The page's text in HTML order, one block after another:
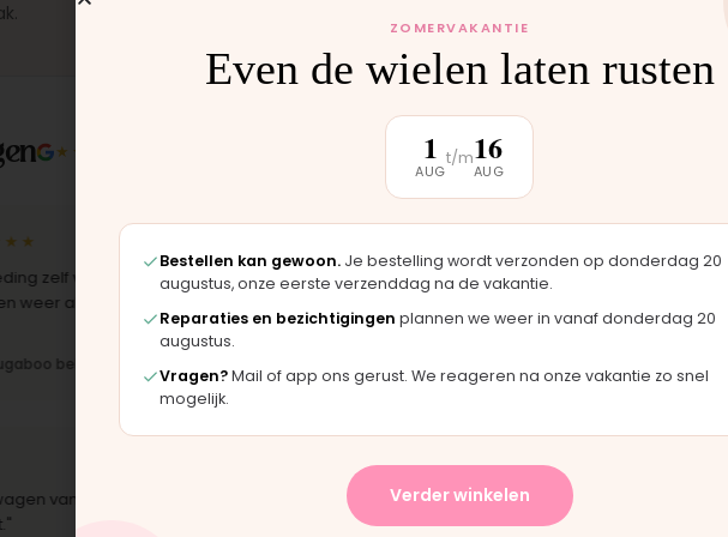
★★★★★
met de set, zag er
nieuw uit. Duidelijk origineel
"Langsgekomen in Moordrecht en het
terwijl je wacht."
10
"Snelle levering en het paste perfect.
Montage-instructies waren duidelijk."
★★★★★
"Persoonlijk contact,
en eerlijk advies. Aanrader."
ZOMERVAKANTIE
Even de wielen laten rusten
1
AUG
t/m16
AUG
Bestellen kan gewoon. Je bestelling wordt verzonden op donderdag 20
augustus, onze eerste verzenddag na de vakantie.
Reparaties en bezichtigingen plannen we weer in vanaf donderdag 20
augustus.
Vragen?Mail of app ons gerust. We reageren na onze vakantie zo snel
mogelijk.
Verder winkelen